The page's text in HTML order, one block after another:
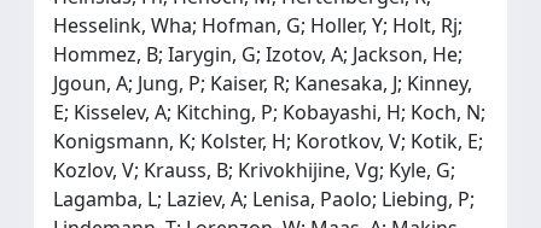
Hesselink, Wha; Hofman, G; Holler, Y; Holt, Rj;
Hommez, B; Iarygin, G; Izotov, A; Jackson, He;
Jgoun, A; Jung, P; Kaiser, R; Kanesaka, J; Kinney,
E; Kisselev, A; Kitching, P; Kobayashi, H; Koch, N;
Konigsmann, K; Kolster, H; Korotkov, V; Kotik, E;
Kozlov, V; Krauss, B; Krivokhijine, Vg; Kyle, G;
Lagamba, L; Laziev, A; Lenisa, Paolo; Liebing, P;